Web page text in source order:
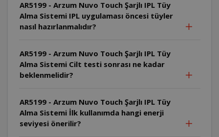
AR5199 - Arzum Nuvo Touch Şarjlı IPL Tüy
Alma Sistemi IPL uygulaması öncesi tüyler
nasıl hazırlanmalıdır?
AR5199 - Arzum Nuvo Touch Şarjlı IPL Tüy
Alma Sistemi Cilt testi sonrası ne kadar
beklenmelidir?
AR5199 - Arzum Nuvo Touch Şarjlı IPL Tüy
Alma Sistemi İlk kullanımda hangi enerji
seviyesi önerilir?